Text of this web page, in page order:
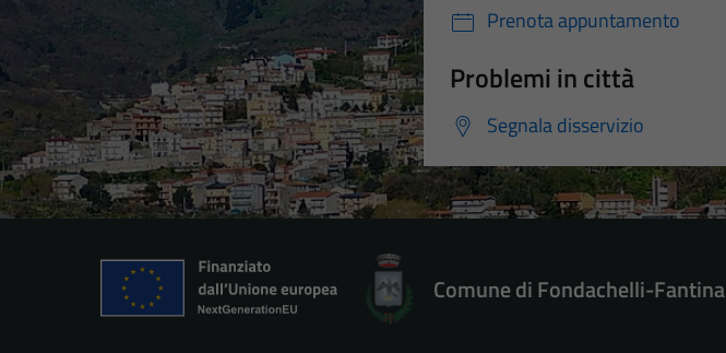
Prenota appuntamento
Problemi in città
Segnala disservizio
Comune di Fondachelli-Fantina